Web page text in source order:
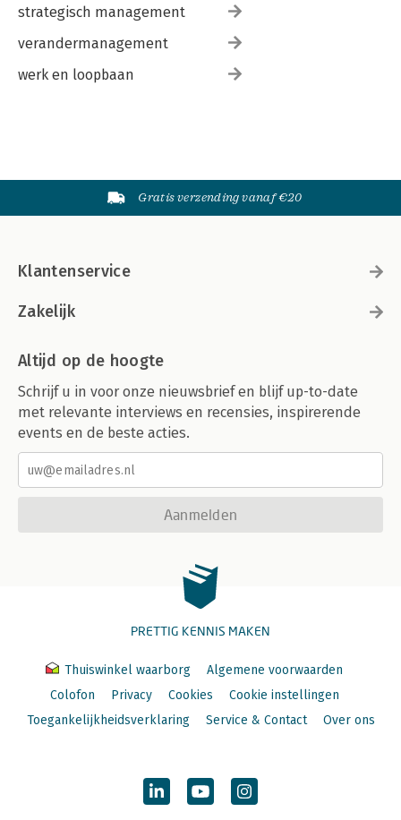
strategisch management
verandermanagement
werk en loopbaan
Gratis verzending vanaf €20
Klantenservice
Zakelijk
Altijd op de hoogte
Schrijf u in voor onze nieuwsbrief en blijf up-to-date
met relevante interviews en recensies, inspirerende
events en de beste acties.
Aanmelden
PRETTIG KENNIS MAKEN
Thuiswinkel waarborg
Algemene voorwaarden
Colofon
Privacy Cookies
Cookie instellingen
Toegankelijkheidsverklaring
Service & Contact Over ons